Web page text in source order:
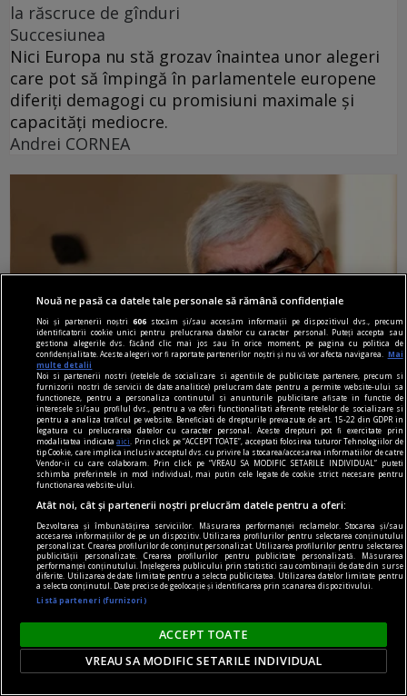
la răscruce de gînduri
Succesiunea
Nici Europa nu stă grozav înaintea unor alegeri
care pot să împingă în parlamentele europene
diferiți demagogi cu promisiuni maximale și
capacități mediocre.
Andrei CORNEA
nici așa, nici altminteri
Cum trebuie să fie un președinte
Nu cred în nici o campanie electorală construită
pe negativitate, pe agresiune, pe obsesii strict
individuale.
Andrei PLEŞU
Nouă ne pasă ca datele tale personale să rămână confidențiale
Noi și partenerii noștri606 stocăm și/sau accesăm informații pe dispozitivul dvs., precum
identificatorii cookie unici pentru prelucrarea datelor cu caracter personal. Puteți accepta sau
gestiona alegerile dvs. făcând clic mai jos sau în orice moment, pe pagina cu politica de
confidențialitate. Aceste alegeri vor fi raportate partenerilor noștri și nu vă vor afecta navigarea.
Mai
multe detalii
Noi si partenerii nostri (retelele de socializare si agentiile de publicitate partenere, precum si
furnizorii nostri de servicii de date analitice) prelucram date pentru a permite website-ului sa
functioneze, pentru a personaliza continutul si anunturile publicitare afisate in functie de
interesele si/sau profilul dvs., pentru a va oferi functionalitati aferente retelelor de socializare si
pentru a analiza traficul pe website. Beneficiati de drepturile prevazute de art. 15-22 din GDPR in
legatura cu prelucrarea datelor cu caracter personal. Aceste drepturi pot fi exercitate prin
modalitatea indicataaici
. Prin click pe “ACCEPT TOATE”, acceptati folosirea tuturor Tehnologiilor de
tip Cookie, care implica inclusiv acceptul dvs. cu privire la stocarea/accesarea informatiilor de catre
Vendor-ii cu care colaboram. Prin click pe “VREAU SA MODIFIC SETARILE INDIVIDUAL” puteti
schimba preferintele in mod individual, mai putin cele legate de cookie strict necesare pentru
functionarea website-ului.
Atât noi, cât și partenerii noștri prelucrăm datele pentru a oferi:
Dezvoltarea și îmbunătățirea serviciilor. Măsurarea performanței reclamelor. Stocarea și/sau
accesarea informațiilor de pe un dispozitiv. Utilizarea profilurilor pentru selectarea conținutului
personalizat. Crearea profilurilor de conținut personalizat. Utilizarea profilurilor pentru selectarea
publicității personalizate. Crearea profilurilor pentru publicitate personalizată. Măsurarea
performanței conținutului. Înțelegerea publicului prin statistici sau combinații de date din surse
diferite. Utilizarea de date limitate pentru a selecta publicitatea. Utilizarea datelor limitate pentru
a selecta conținutul. Date precise de geolocație și identificarea prin scanarea dispozitivului.
Listă parteneri (furnizori)
ACCEPT TOATE
VREAU SA MODIFIC SETARILE INDIVIDUAL